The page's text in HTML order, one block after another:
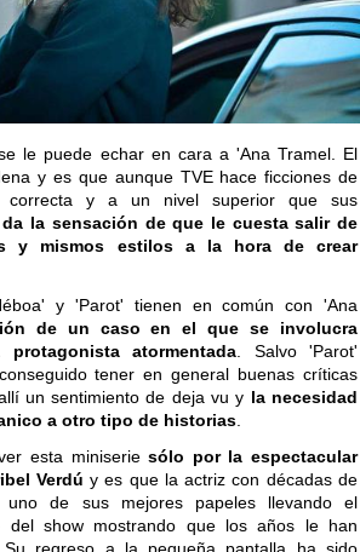
le puede echar en cara a 'Ana Tramel. El
y es que aunque TVE hace ficciones de
correcta y a un nivel superior que sus
da la sensación de que le cuesta salir de
y mismos estilos a la hora de crear
y 'Parot' tienen en común con 'Ana
de un caso en el que se involucra
protagonista atormentada . Salvo 'Parot'
tener en general buenas críticas
un sentimiento de deja vu y la necesidad
a otro tipo de historias
esta miniseriesólo por la espectacular
Verdú y es que la actriz con décadas de
uno de sus mejores papeles llevando el
del show mostrando que los años le han
regreso a la pequeña pantalla ha sido